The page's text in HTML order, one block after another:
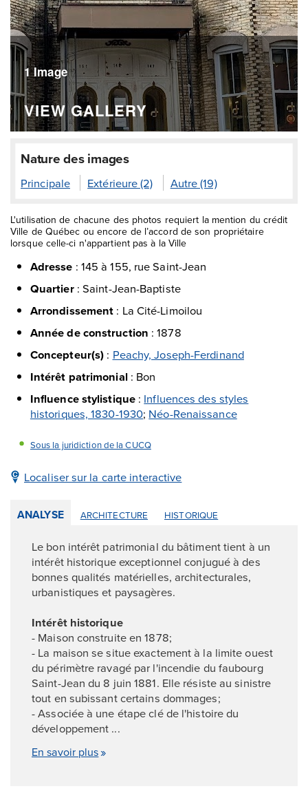
1 Image
VIEW GALLERY
Nature des images
Principale Extérieure (2) Autre (19)
L'utilisation de chacune des photos requiert la mention du crédit
Ville de Québec ou encore de l’accord de son propriétaire
lorsque celle-ci n'appartient pas à la Ville
Adresse : 145 à 155, rue Saint-Jean
Quartier: Saint-Jean-Baptiste
Arrondissement : La Cité-Limoilou
Année de construction :1878
Concepteur(s) : Peachy, Joseph-Ferdinand
Intérêt patrimonial: Bon
Influence stylistique: Influences des styles
historiques, 1830-1930; Néo-Renaissance
Sous la juridiction de la CUCQ
Localiser sur la carte interactive
ANALYSE ARCHITECTURE HISTORIQUE
Le bon intérêt patrimonial du bâtiment tient à un
intérêt historique exceptionnel conjugué à des
bonnes qualités matérielles, architecturales,
urbanistiques et paysagères.
Intérêt historique
- Maison construite en 1878;
- La maison se situe exactement à la limite ouest
du périmètre ravagé par l'incendie du faubourg
Saint-Jean du 8 juin 1881. Elle résiste au sinistre
tout en subissant certains dommages;
- Associée à une étape clé de l'histoire du
développement ...
En savoir plus